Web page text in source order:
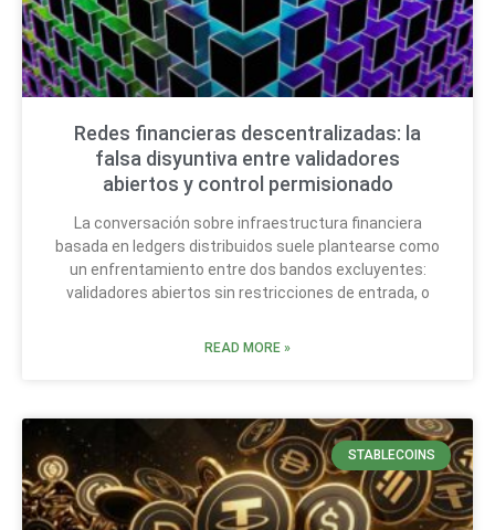
Redes financieras descentralizadas: la
falsa disyuntiva entre validadores
abiertos y control permisionado
La conversación sobre infraestructura financiera
basada en ledgers distribuidos suele plantearse como
un enfrentamiento entre dos bandos excluyentes:
validadores abiertos sin restricciones de entrada, o
READ MORE »
STABLECOINS